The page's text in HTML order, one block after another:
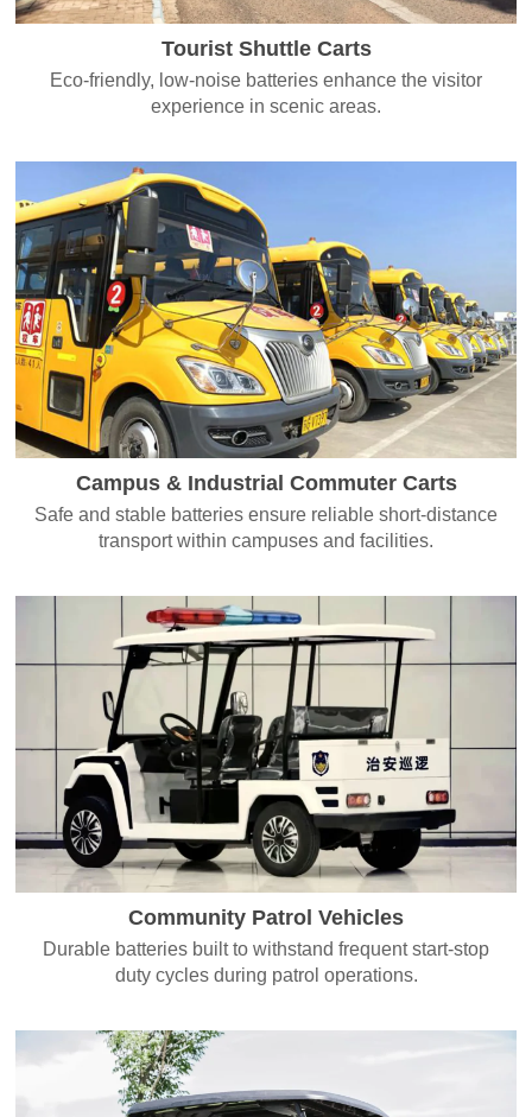
Tourist Shuttle Carts
Eco-friendly, low-noise batteries enhance the visitor
experience in scenic areas.
Campus & Industrial Commuter Carts
Safe and stable batteries ensure reliable short-distance
transport within campuses and facilities.
Community Patrol Vehicles
Durable batteries built to withstand frequent start-stop
duty cycles during patrol operations.